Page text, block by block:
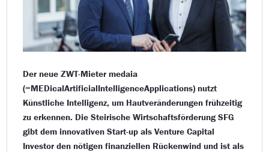
Der neue ZWT-Mieter medaia
(=MEDicalArtificialIntelligenceApplications) nutzt
Künstliche Intelligenz, um Hautveränderungen frühzeitig
zu erkennen. Die Steirische Wirtschaftsförderung SFG
gibt dem innovativen Start-up als Venture Capital
Investor den nötigen finanziellen Rückenwind und ist als